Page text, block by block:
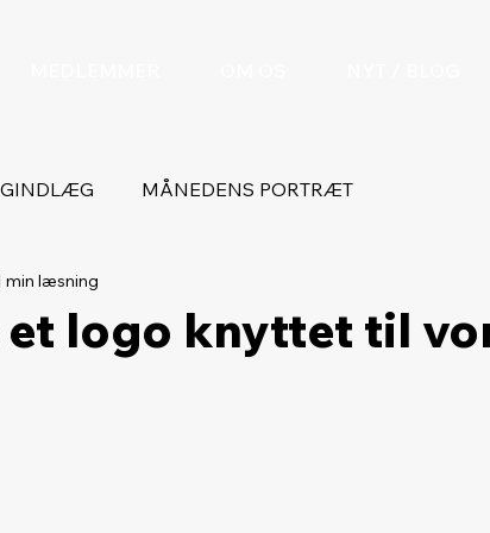
MÅNEDENS PORTRÆT
et logo knyttet til
min læsning